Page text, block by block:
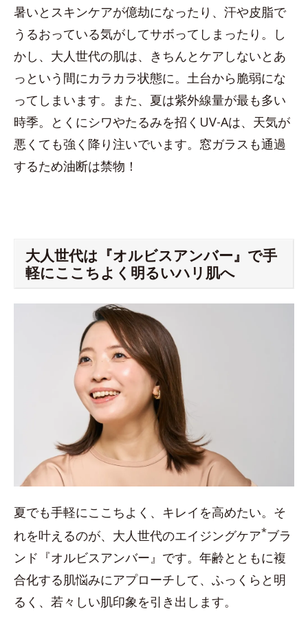
暑いとスキンケアが億劫になったり、汗や皮脂で
うるおっている気がしてサボってしまったり。し
かし、大人世代の肌は、きちんとケアしないとあ
っという間にカラカラ状態に。土台から脆弱にな
ってしまいます。また、夏は紫外線量が最も多い
時季。とくにシワやたるみを招くUV-Aは、天気が
悪くても強く降り注いでいます。窓ガラスも通過
するため油断は禁物！
大人世代は『オルビスアンバー』で手
軽にここちよく明るいハリ肌へ
夏でも手軽にここちよく、キレイを高めたい。そ
れを叶えるのが、大人世代のエイジングケア*ブラ
ンド『オルビスアンバー』です。年齢とともに複
合化する肌悩みにアプローチして、ふっくらと明
るく、若々しい肌印象を引き出します。